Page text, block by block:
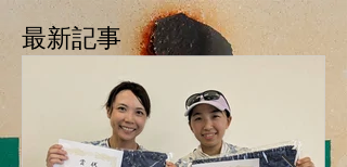
最新記事